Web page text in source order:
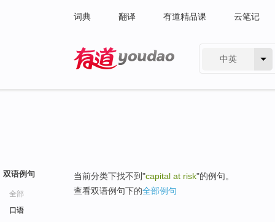
词典 翻译 有道精品课 云笔记
中英
双语例句
全部
口语
当前分类下找不到"capital at risk"的例句。
查看双语例句下的全部例句